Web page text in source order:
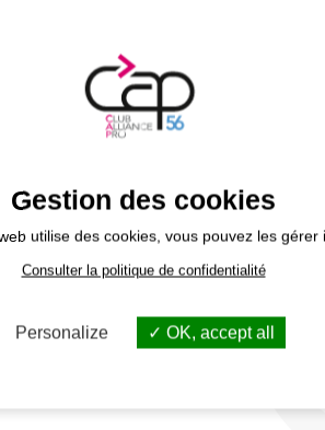
et
Tous les membres
Gestion des cookies
utilise des cookies, vous pouvez les gérer
Consulter la politique de confidentialité
Personalize OK, accept all